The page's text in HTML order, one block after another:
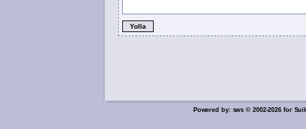
Powered by: sws © 2002-2026 for